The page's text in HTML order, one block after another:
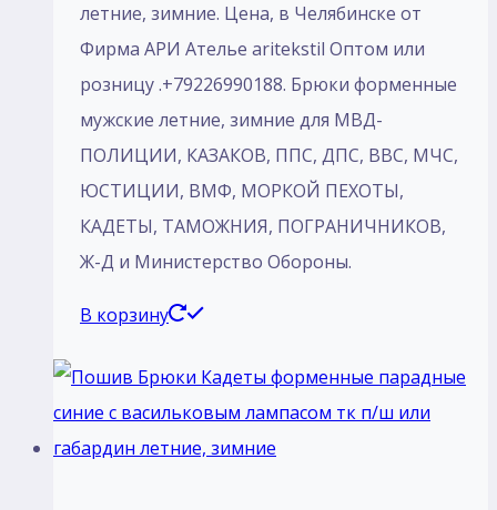
летние, зимние. Цена, в Челябинске от
Фирма АРИ Ателье aritekstil Оптом или
розницу .+79226990188. Брюки форменные
мужские летние, зимние для МВД-
ПОЛИЦИИ, КАЗАКОВ, ППС, ДПС, ВВС, МЧС,
ЮСТИЦИИ, ВМФ, МОРКОЙ ПЕХОТЫ,
КАДЕТЫ, ТАМОЖНИЯ, ПОГРАНИЧНИКОВ,
Ж-Д и Министерство Обороны.
В корзину